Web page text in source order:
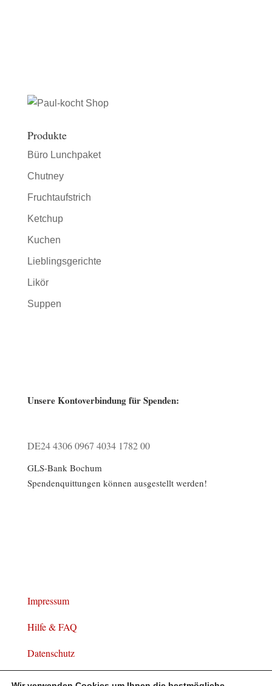
Produkte
Büro Lunchpaket
Chutney
Fruchtaufstrich
Ketchup
Kuchen
Lieblingsgerichte
Likör
Suppen
Unsere Kontoverbindung für Spenden:
DE24 4306 0967 4034 1782 00
GLS-Bank Bochum
Spendenquittungen können ausgestellt werden!
Impressum
Hilfe & FAQ
Datenschutz